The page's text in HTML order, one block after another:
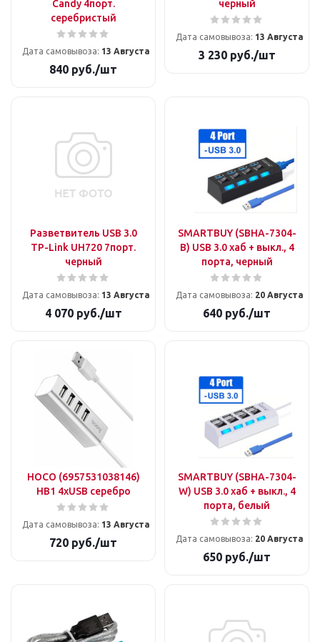
Candy 4порт.
серебристый
Дата самовывоза: 13 Августа
840 руб./шт
черный
Дата самовывоза: 13 Августа
3 230руб./шт
Разветвитель USB 3.0
TP-Link UH720 7порт.
черный
Дата самовывоза: 13 Августа
4 070руб./шт
SMARTBUY (SBHA-7304-
B) USB 3.0 хаб + выкл., 4
порта, черный
Дата самовывоза: 20 Августа
640 руб./шт
HOCO (6957531038146)
HB1 4хUSB серебро
Дата самовывоза: 13 Августа
720 руб./шт
SMARTBUY (SBHA-7304-
W) USB 3.0 хаб + выкл., 4
порта, белый
Дата самовывоза: 20 Августа
650 руб./шт